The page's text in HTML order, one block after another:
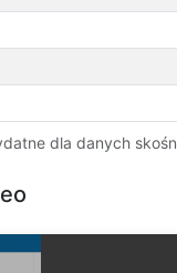
dla danych